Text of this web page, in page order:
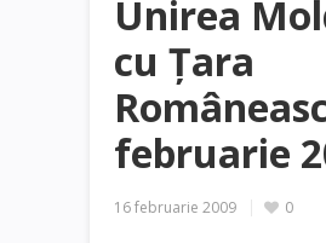
Unirea
cu Ţara
februarie
16 februarie 2009 0